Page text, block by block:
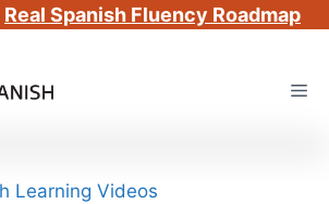
Real Spanish Fluency Roadmap
Learning Videos